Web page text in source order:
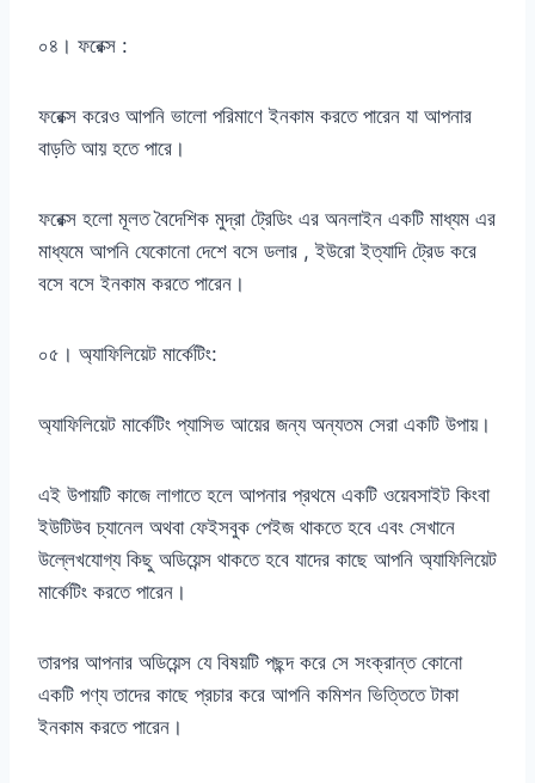
০৪। ফরেক্স :
ফরেক্স করেও আপনি ভালো পরিমাণে ইনকাম করতে পারেন যা আপনার
বাড়তি আয় হতে পারে।
ফরেক্স হলো মূলত বৈদেশিক মুদ্রা ট্রেডিং এর অনলাইন একটি মাধ্যম এর
মাধ্যমে আপনি যেকোনো দেশে বসে ডলার , ইউরো ইত্যাদি ট্রেড করে
বসে বসে ইনকাম করতে পারেন।
০৫। অ্যাফিলিয়েট মার্কেটিং:
অ্যাফিলিয়েট মার্কেটিং প্যাসিভ আয়ের জন্য অন্যতম সেরা একটি উপায়।
এই উপায়টি কাজে লাগাতে হলে আপনার প্রথমে একটি ওয়েবসাইট কিংবা
ইউটিউব চ্যানেল অথবা ফেইসবুক পেইজ থাকতে হবে এবং সেখানে
উল্লেখযোগ্য কিছু অডিয়েন্স থাকতে হবে যাদের কাছে আপনি অ্যাফিলিয়েট
মার্কেটিং করতে পারেন।
তারপর আপনার অডিয়েন্স যে বিষয়টি পছন্দ করে সে সংক্রান্ত কোনো
একটি পণ্য তাদের কাছে প্রচার করে আপনি কমিশন ভিত্তিতে টাকা
ইনকাম করতে পারেন।